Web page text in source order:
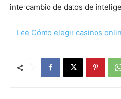
intercambio de datos de
Lee Cómo elegir casinos